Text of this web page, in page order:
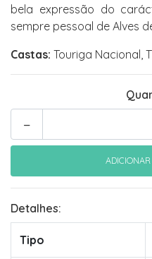
bela expressão do
sempre pessoal de Alves
Castas: Touriga Nacional,
-
Detalhes:
Tipo